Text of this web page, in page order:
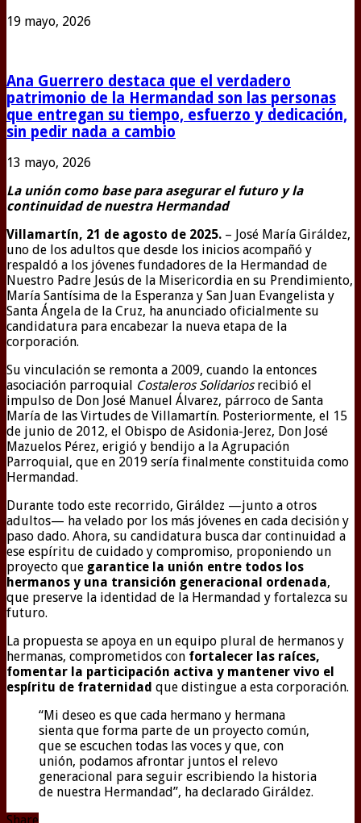
19 mayo, 2026
Ana Guerrero destaca que el verdadero
patrimonio de la Hermandad son las personas
que entregan su tiempo, esfuerzo y dedicación,
sin pedir nada a cambio
13 mayo, 2026
La unión como base para asegurar el futuro y la
continuidad de nuestra Hermandad
Villamartín, 21 de agosto de 2025. – José María Giráldez,
uno de los adultos que desde los inicios acompañó y
respaldó a los jóvenes fundadores de la Hermandad de
Nuestro Padre Jesús de la Misericordia en su Prendimiento,
María Santísima de la Esperanza y San Juan Evangelista y
Santa Ángela de la Cruz, ha anunciado oficialmente su
candidatura para encabezar la nueva etapa de la
corporación.
Su vinculación se remonta a 2009, cuando la entonces
asociación parroquial Costaleros Solidariosrecibió el
impulso de Don José Manuel Álvarez, párroco de Santa
María de las Virtudes de Villamartín. Posteriormente, el 15
de junio de 2012, el Obispo de Asidonia-Jerez, Don José
Mazuelos Pérez, erigió y bendijo a la Agrupación
Parroquial, que en 2019 sería finalmente constituida como
Hermandad.
Durante todo este recorrido, Giráldez —junto a otros
adultos— ha velado por los más jóvenes en cada decisión y
paso dado. Ahora, su candidatura busca dar continuidad a
ese espíritu de cuidado y compromiso, proponiendo un
proyecto que garantice la unión entre todos los
hermanos y una transición generacional ordenada,
que preserve la identidad de la Hermandad y fortalezca su
futuro.
La propuesta se apoya en un equipo plural de hermanos y
hermanas, comprometidos con fortalecer las raíces,
fomentar la participación activa y mantener vivo el
espíritu de fraternidad que distingue a esta corporación.
“Mi deseo es que cada hermano y hermana
sienta que forma parte de un proyecto común,
que se escuchen todas las voces y que, con
unión, podamos afrontar juntos el relevo
generacional para seguir escribiendo la historia
de nuestra Hermandad”, ha declarado Giráldez.